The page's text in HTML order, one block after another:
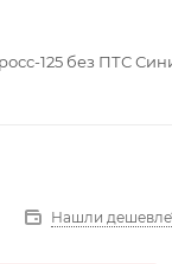
125 без ПТС
Нашли